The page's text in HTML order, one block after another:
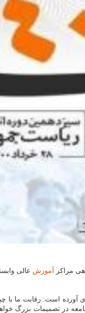
مراکز آموزش عالی
آورده است: رقابت ما با
در تصمیمات بزرگ